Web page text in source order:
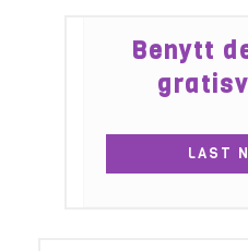
Benytt
LAST